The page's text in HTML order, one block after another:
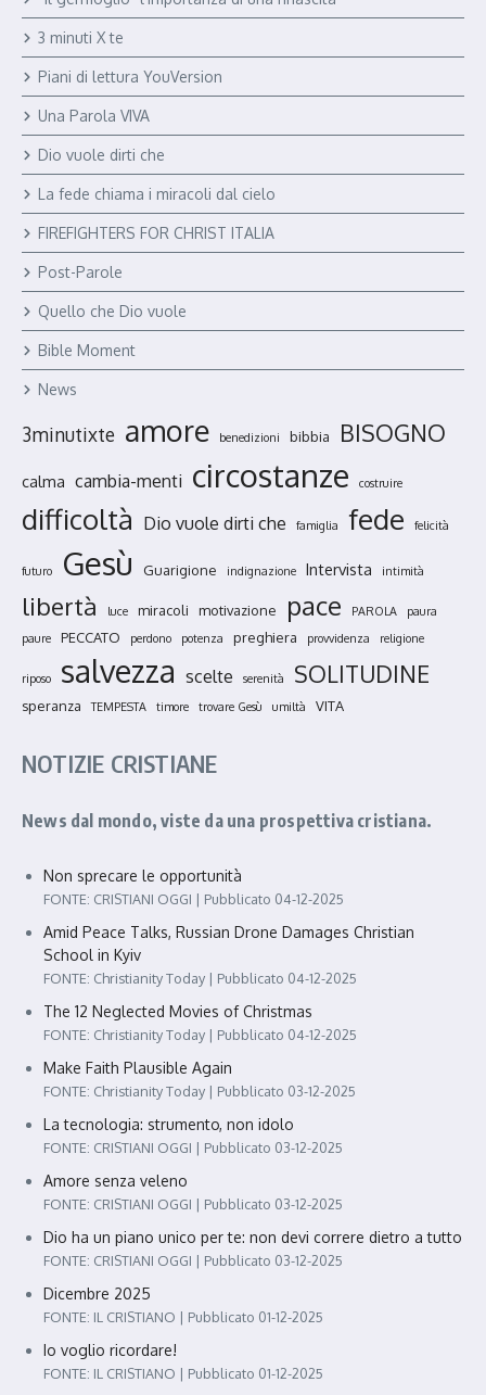
3 minuti X te
Piani di lettura YouVersion
Una Parola VIVA
Dio vuole dirti che
La fede chiama i miracoli dal cielo
FIREFIGHTERS FOR CHRIST ITALIA
Post-Parole
Quello che Dio vuole
Bible Moment
News
3minutixte amore benedizioni bibbia BISOGNO
calma cambia-menti circostanze costruire
difficoltà Dio vuole dirti che famiglia fede felicità
futuro Gesù Guarigione indignazione Intervista intimità
libertà luce miracoli motivazione pace PAROLA
paura
paure
PECCATO perdono potenza preghiera provvidenza religione
riposo salvezza scelte serenità SOLITUDINE
speranza TEMPESTA timore trovare Gesù umiltà VITA
NOTIZIE CRISTIANE
News dal mondo, viste da una prospettiva cristiana.
Non sprecare le opportunità
FONTE: CRISTIANI OGGI Pubblicato 04-12-2025
Amid Peace Talks, Russian Drone Damages Christian
School in Kyiv
FONTE: Christianity Today Pubblicato 04-12-2025
The 12 Neglected Movies of Christmas
FONTE: Christianity Today Pubblicato 04-12-2025
Make Faith Plausible Again
FONTE: Christianity Today Pubblicato 03-12-2025
La tecnologia: strumento, non idolo
FONTE: CRISTIANI OGGI Pubblicato 03-12-2025
Amore senza veleno
FONTE: CRISTIANI OGGI Pubblicato 03-12-2025
Dio ha un piano unico per te: non devi correre dietro a tutto
FONTE: CRISTIANI OGGI Pubblicato 03-12-2025
Dicembre 2025
FONTE: IL CRISTIANO Pubblicato 01-12-2025
Io voglio ricordare!
FONTE: IL CRISTIANO Pubblicato 01-12-2025